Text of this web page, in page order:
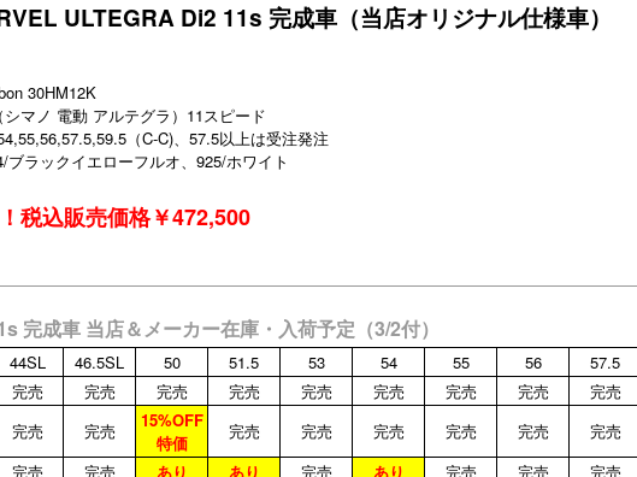
ULTEGRA Di2 11s 完成車（当店オリジナル仕様車）
30HM12K
マノ 電動 アルテグラ）11スピード
（C-C)、57.5以上は受注発注
ラックイエローフルオ、925/ホワイト
税込販売価格￥472,500
完成車 当店＆メーカー在庫・入荷予定（3/2付）
44SL 46.5SL 50 51.5 53 54 55 56
57.5
完売 完売 完売 完売 完売 完売 完売 完売
完売
完売 完売
15%OFF
特価
完売 完売 完売 完売 完売
完売
完売 完売 あり あり 完売 あり 完売 完売 完売